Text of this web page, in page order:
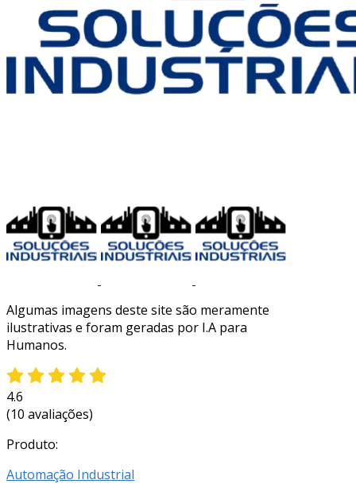
Algumas imagens deste site são meramente
ilustrativas e foram geradas por I.A para
Humanos.
4.6
(10 avaliações)
Produto:
Automação Industrial